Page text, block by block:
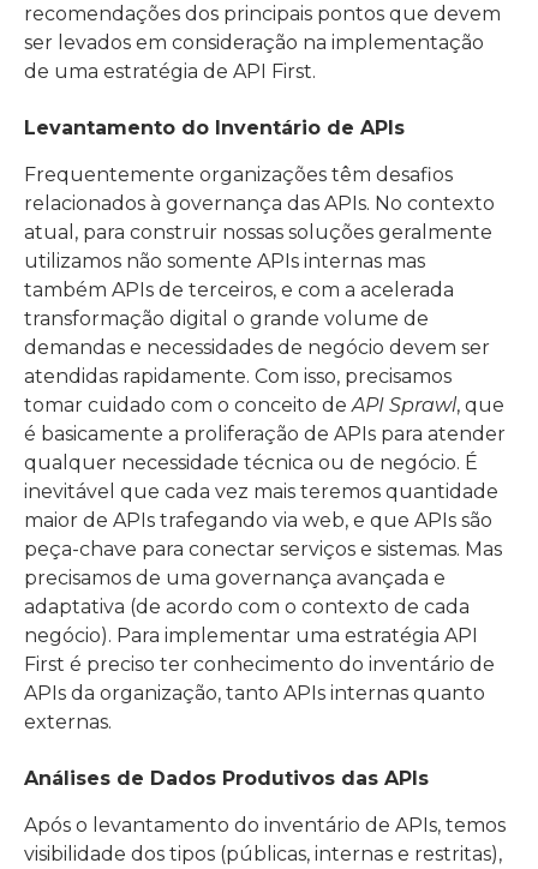
recomendações dos principais pontos que devem
ser levados em consideração na implementação
de uma estratégia de API First.
Levantamento do Inventário de APIs
Frequentemente organizações têm desafios
relacionados à governança das APIs. No contexto
atual, para construir nossas soluções geralmente
utilizamos não somente APIs internas mas
também APIs de terceiros, e com a acelerada
transformação digital o grande volume de
demandas e necessidades de negócio devem ser
atendidas rapidamente. Com isso, precisamos
tomar cuidado com o conceito de API Sprawl, que
é basicamente a proliferação de APIs para atender
qualquer necessidade técnica ou de negócio. É
inevitável que cada vez mais teremos quantidade
maior de APIs trafegando via web, e que APIs são
peça-chave para conectar serviços e sistemas. Mas
precisamos de uma governança avançada e
adaptativa (de acordo com o contexto de cada
negócio). Para implementar uma estratégia API
First é preciso ter conhecimento do inventário de
APIs da organização, tanto APIs internas quanto
externas.
Análises de Dados Produtivos das APIs
Após o levantamento do inventário de APIs, temos
visibilidade dos tipos (públicas, internas e restritas),